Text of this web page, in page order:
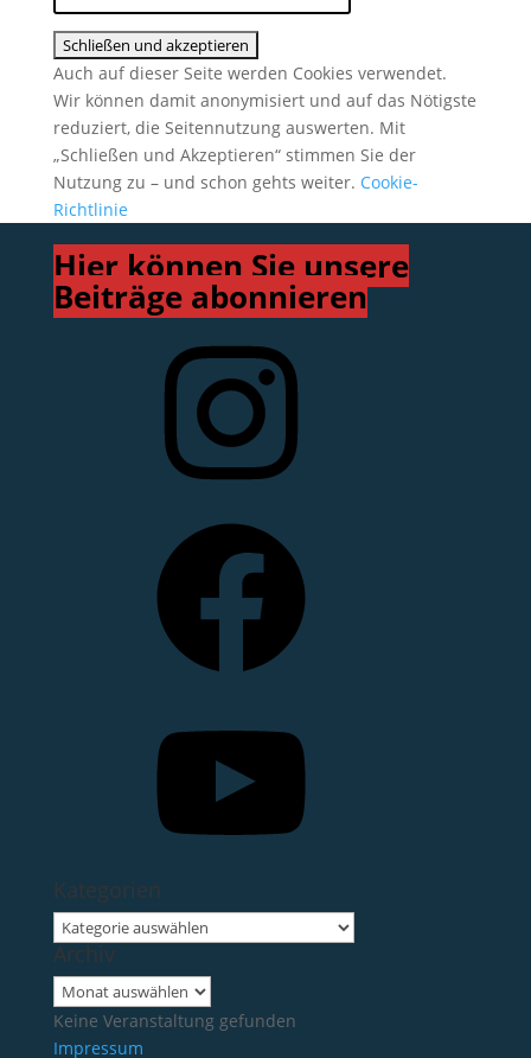
Auch auf dieser Seite werden Cookies verwendet.
Wir können damit anonymisiert und auf das Nötigste
reduziert, die Seitennutzung auswerten. Mit
„Schließen und Akzeptieren“ stimmen Sie der
Nutzung zu – und schon gehts weiter. Cookie-
Richtlinie
Hier können Sie unsere
Beiträge abonnieren
Kategorien
Kategorien
Archiv
Archiv
Keine Veranstaltung gefunden
Impressum